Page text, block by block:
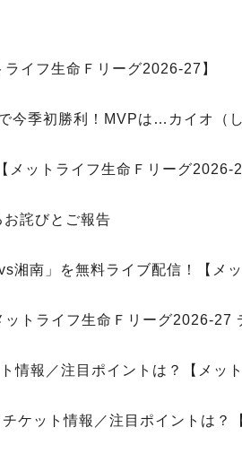
イフ生命Ｆリーグ2026-27】
今季初勝利！MVPは…カイオ（
ットライフ生命Ｆリーグ2026-
お詫びとご報告
湘南」を無料ライブ配信！【メ
トライフ生命Ｆリーグ2026-27
情報／注目ポイントは？【メッ
ケット情報／注目ポイントは？